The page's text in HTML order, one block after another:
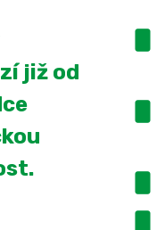
již od